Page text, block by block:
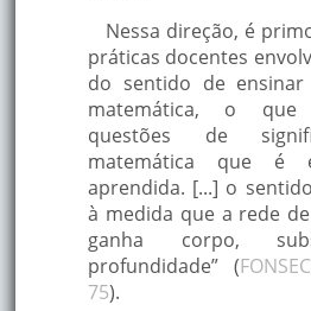
Nessa direção, é
práticas docentes
do sentido de
matemática, o
questões de
matemática que é
aprendida. [...] o
à medida que a rede
ganha corpo,
profundidade” (
75).